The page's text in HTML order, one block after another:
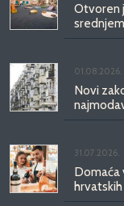
Otvoren
01.08.2026.
Novi
31.07.2026.
Domaća